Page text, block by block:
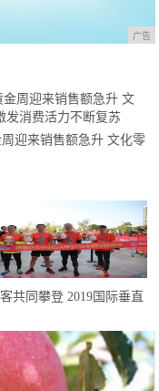
广告
周迎来销售额急升 文化零
共同攀登 2019国际垂直
跑